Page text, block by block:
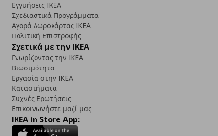
Εγγυήσεις IKEA
Σχεδιαστικά Προγράμματα
Αγορά Δωρoκάρτας IKEA
Πολιτική Επιστροφής
Σχετικά με την IKEA
Γνωρίζοντας την IKEA
Βιωσιμότητα
Εργασία στην IKEA
Καταστήματα
Συχνές Ερωτήσεις
Επικοινωνήστε μαζί μας
IKEA in Store App: